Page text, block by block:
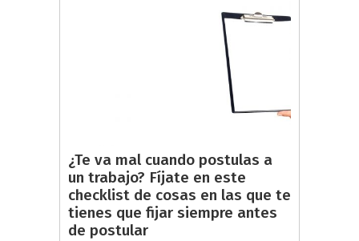
¿Te va mal cuando postulas a
un trabajo? Fíjate en este
checklist de cosas en las que te
tienes que fijar siempre antes
de postular